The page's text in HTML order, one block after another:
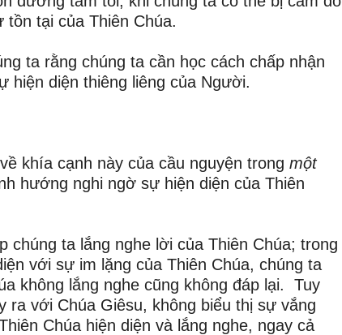
tại của Thiên Chúa.
ta rằng chúng ta cần học cách chấp nhận
hiện diện thiêng liêng của Người.
khía cạnh này của cầu nguyện trong một
hướng nghi ngờ sự hiện diện của Thiên
chúng ta lắng nghe lời của Thiên Chúa; trong
với sự im lặng của Thiên Chúa, chúng ta
không lắng nghe cũng không đáp lại. Tuy
ra với Chúa Giêsu, không biểu thị sự vắng
Chúa hiện diện và lắng nghe, ngay cả